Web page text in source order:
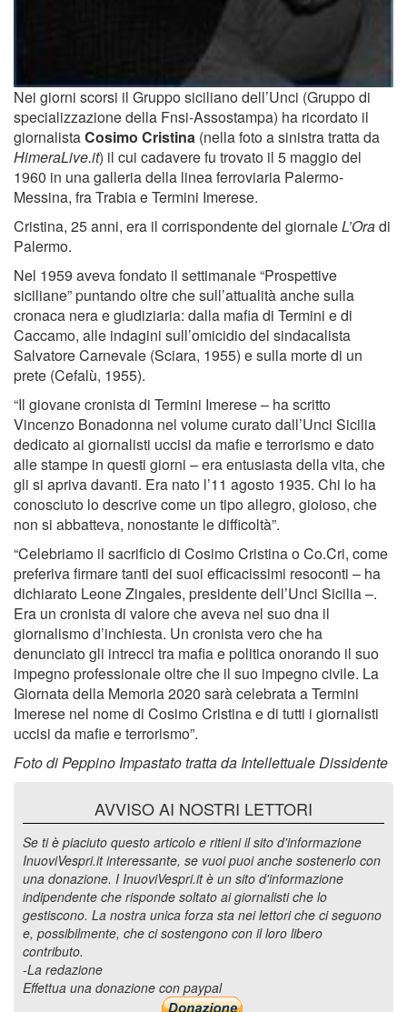
Nei giorni scorsi il Gruppo siciliano dell’Unci (Gruppo di
specializzazione della Fnsi-Assostampa) ha ricordato il
giornalistaCosimo Cristina (nella foto a sinistra tratta da
HimeraLive.it) il cui cadavere fu trovato il 5 maggio del
1960 in una galleria della linea ferroviaria Palermo-
Messina, fra Trabia e Termini Imerese.
Cristina, 25 anni, era il corrispondente del giornaleL’Oradi
Palermo.
Nel 1959 aveva fondato il settimanale “Prospettive
siciliane” puntando oltre che sull’attualità anche sulla
cronaca nera e giudiziaria: dalla mafia di Termini e di
Caccamo, alle indagini sull’omicidio del sindacalista
Salvatore Carnevale (Sciara, 1955) e sulla morte di un
prete (Cefalù, 1955).
“Il giovane cronista di Termini Imerese – ha scritto
Vincenzo Bonadonna nel volume curato dall’Unci Sicilia
dedicato ai giornalisti uccisi da mafie e terrorismo e dato
alle stampe in questi giorni – era entusiasta della vita, che
gli si apriva davanti. Era nato l’11 agosto 1935. Chi lo ha
conosciuto lo descrive come un tipo allegro, gioioso, che
non si abbatteva, nonostante le difficoltà”.
“Celebriamo il sacrificio di Cosimo Cristina o Co.Cri, come
preferiva firmare tanti dei suoi efficacissimi resoconti – ha
dichiarato Leone Zingales, presidente dell’Unci Sicilia –.
Era un cronista di valore che aveva nel suo dna il
giornalismo d’inchiesta. Un cronista vero che ha
denunciato gli intrecci tra mafia e politica onorando il suo
impegno professionale oltre che il suo impegno civile. La
Giornata della Memoria 2020 sarà celebrata a Termini
Imerese nel nome di Cosimo Cristina e di tutti i giornalisti
uccisi da mafie e terrorismo”.
Foto di Peppino Impastato tratta da Intellettuale Dissidente
AVVISO AI NOSTRI LETTORI
Se ti è piaciuto questo articolo e ritieni il sito d'informazione
InuoviVespri.it interessante, se vuoi puoi anche sostenerlo con
una donazione. I InuoviVespri.it è un sito d'informazione
indipendente che risponde soltato ai giornalisti che lo
gestiscono. La nostra unica forza sta nei lettori che ci seguono
e, possibilmente, che ci sostengono con il loro libero
contributo.
-La redazione
Effettua una donazione con paypal